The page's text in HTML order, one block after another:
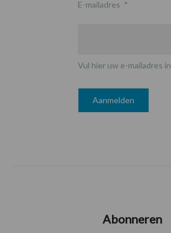
E-mailadres *
Vul hier uw e-mailadres in
Abonneren